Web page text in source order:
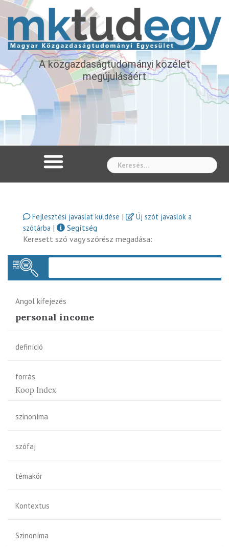
A közgazdaságtudományi közélet
megújulásáért
Fejlesztési javaslat küldése |
Új szót javaslok a
szótárba |
Segítség
Keresett szó vagy szórész megadása:
Angol kifejezés
personal income
definíció
forrás
Koop Index
szinoníma
szófaj
témakör
Kontextus
Szinoníma